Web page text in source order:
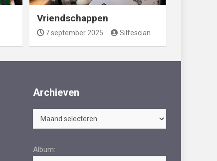
Vriendschappen
7 september 2025 Silfescian
Archieven
Archieven
Album: